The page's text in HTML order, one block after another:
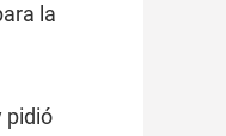
la
pidió